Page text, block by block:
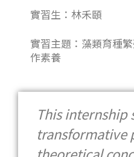
實習生：林禾頤
實習主題：藻類育種
作素養
This internship
transformative
theoretical